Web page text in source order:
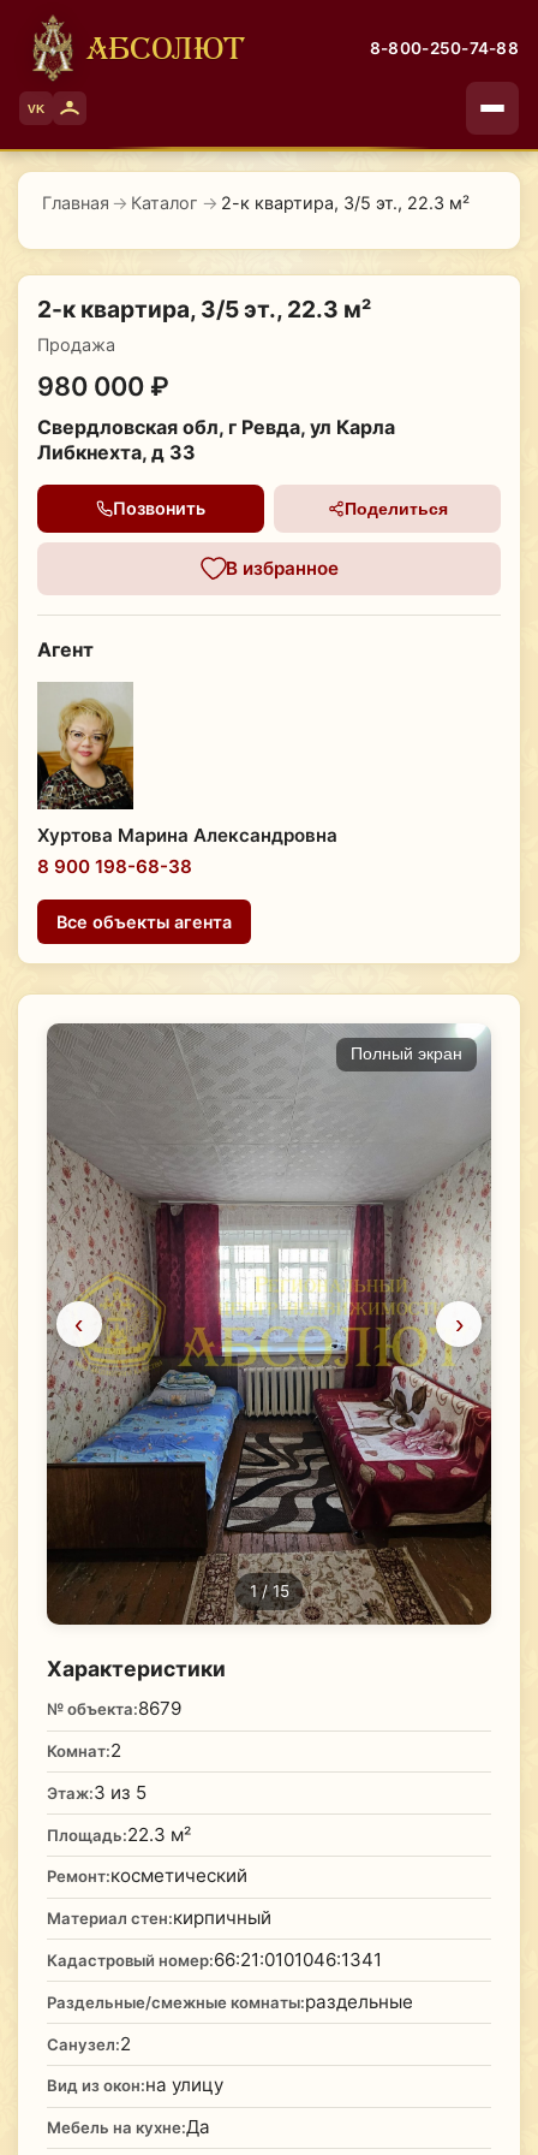
АБСОЛЮТ 8-800-250-74-88
VK
Главная → Каталог → 2-к квартира, 3/5 эт., 22.3 м²
‹ ›
Полный экран
1/ 15
Характеристики
№ объекта:8679
Комнат:2
Этаж:3 из 5
Площадь:22.3 м²
Ремонт:косметический
Материал стен:кирпичный
Кадастровый номер:66:21:0101046:1341
Раздельные/смежные комнаты:раздельные
Санузел:2
Вид из окон:на улицу
Мебель на кухне:Да
2-к квартира, 3/5 эт., 22.3 м²
Продажа
980 000 ₽
Свердловская обл, г Ревда, ул Карла
Либкнехта, д 33
Позвонить Поделиться
В избранное
Агент
Хуртова Марина Александровна
8 900 198-68-38
Все объекты агента